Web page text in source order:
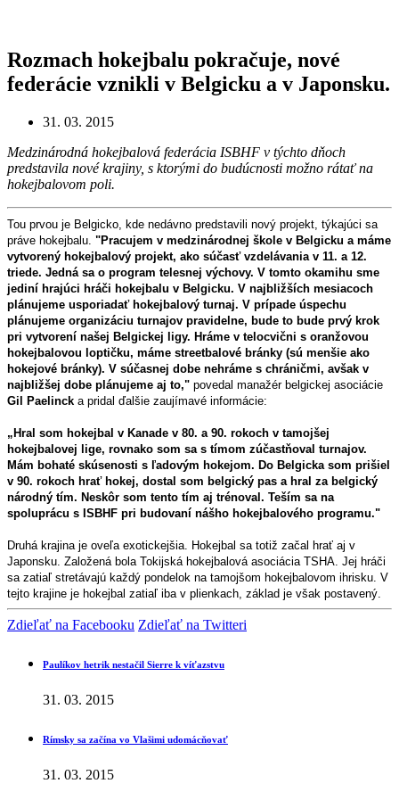
Rozmach hokejbalu pokračuje, nové
federácie vznikli v Belgicku a v Japonsku.
31. 03. 2015
Medzinárodná hokejbalová federácia ISBHF v týchto dňoch
predstavila nové krajiny, s ktorými do budúcnosti možno rátať na
hokejbalovom poli.
Tou prvou je Belgicko, kde nedávno predstavili nový projekt, týkajúci sa
práve hokejbalu. "Pracujem v medzinárodnej škole v Belgicku a máme
vytvorený hokejbalový projekt, ako súčasť vzdelávania v 11. a 12.
triede. Jedná sa o program telesnej výchovy. V tomto okamihu sme
jediní hrajúci hráči hokejbalu v Belgicku. V najbližších mesiacoch
plánujeme usporiadať hokejbalový turnaj. V prípade úspechu
plánujeme organizáciu turnajov pravidelne, bude to bude prvý krok
pri vytvorení našej Belgickej ligy. Hráme v telocvični s oranžovou
hokejbalovou loptičku, máme streetbalové bránky (sú menšie ako
hokejové bránky). V súčasnej dobe nehráme s chráničmi, avšak v
najbližšej dobe plánujeme aj to," povedal manažér belgickej asociácie
Gil Paelinck a pridal ďalšie zaujímavé informácie:
„Hral som hokejbal v Kanade v 80. a 90. rokoch v tamojšej
hokejbalovej lige, rovnako som sa s tímom zúčastňoval turnajov.
Mám bohaté skúsenosti s ľadovým hokejom. Do Belgicka som prišiel
v 90. rokoch hrať hokej, dostal som belgický pas a hral za belgický
národný tím. Neskôr som tento tím aj trénoval. Teším sa na
spoluprácu s ISBHF pri budovaní nášho hokejbalového programu."
Druhá krajina je oveľa exotickejšia. Hokejbal sa totiž začal hrať aj v
Japonsku. Založená bola Tokijská hokejbalová asociácia TSHA. Jej hráči
sa zatiaľ stretávajú každý pondelok na tamojšom hokejbalovom ihrisku. V
tejto krajine je hokejbal zatiaľ iba v plienkach, základ je však postavený.
Zdieľať na Facebooku Zdieľať na Twitteri
Paulíkov hetrik nestačil Sierre k víťazstvu
31. 03. 2015
Rímsky sa začína vo Vlašimi udomácňovať
31. 03. 2015